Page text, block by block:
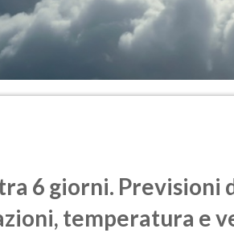
6 giorni. Previsioni
temperatura e